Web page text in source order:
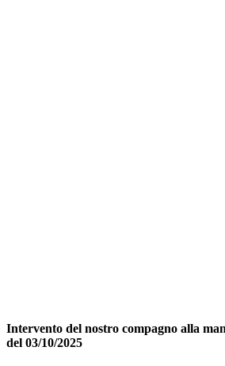
Intervento del nostro compagno alla
del 03/10/2025